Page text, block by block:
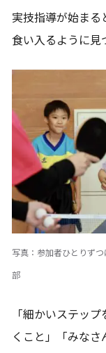
実技指導が始まる
食い入るように見
写真：参加者ひとりず
部
「細かいステッ
くこと」「みなさ